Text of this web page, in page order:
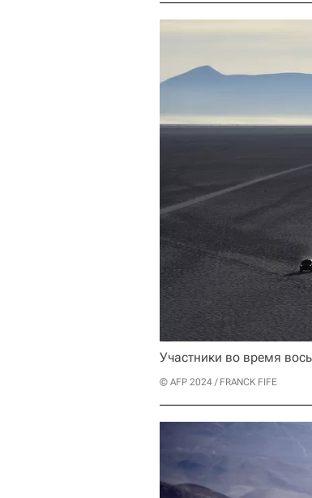
Участники во время
© AFP 2024 / FRANCK FIFE